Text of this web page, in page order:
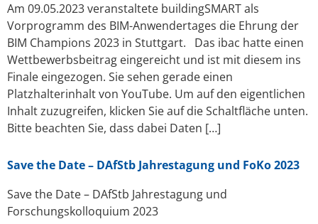
Am 09.05.2023 veranstaltete buildingSMART als
Vorprogramm des BIM-Anwendertages die Ehrung der
BIM Champions 2023 in Stuttgart. Das ibac hatte einen
Wettbewerbsbeitrag eingereicht und ist mit diesem ins
Finale eingezogen. Sie sehen gerade einen
Platzhalterinhalt von YouTube. Um auf den eigentlichen
Inhalt zuzugreifen, klicken Sie auf die Schaltfläche unten.
Bitte beachten Sie, dass dabei Daten […]
Save the Date – DAfStb Jahrestagung und FoKo 2023
Save the Date – DAfStb Jahrestagung und
Forschungskolloquium 2023